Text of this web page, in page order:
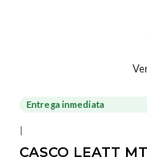
-36%
Entrega inmediata
|
CASCO LEATT